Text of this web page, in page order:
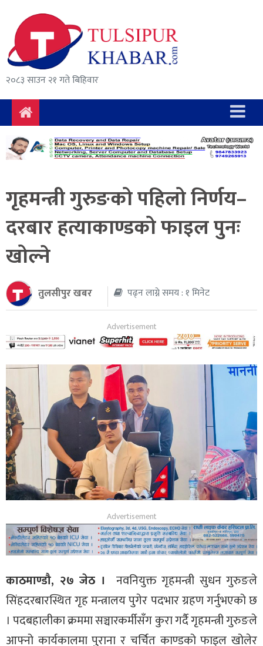
२०८३ साउन २१ गते बिहिवार
समाचार
राजनीति
सुरक्षा/
अपराध
दुर्घटना
विचार
अर्थ
संवाद
मनोरञ्जन
थप
गृहमन्त्री गुरुङको पहिलो निर्णय–
दरबार हत्याकाण्डको फाइल पुनः
खोल्ने
तुलसीपुर खबर पढ्न लाग्ने समय : १ मिनेट
काठमाण्डौ, २७ जेठ ।
नवनियुक्त गृहमन्त्री सुधन गुरुङले
सिंहदरबारस्थित गृह मन्त्रालय पुगेर पदभार ग्रहण गर्नुभएको छ
। पदबहालीका क्रममा सञ्चारकर्मीसँग कुरा गर्दै गृहमन्त्री गुरुङले
आफ्नो कार्यकालमा पुराना र चर्चित काण्डको फाइल खोलेर